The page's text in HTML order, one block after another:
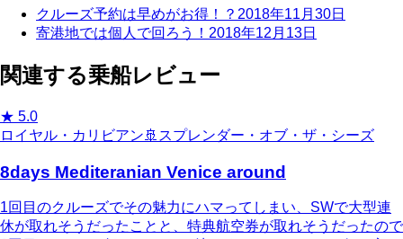
クルーズ予約は早めがお得！？ 2018年11月30日
寄港地では個人で回ろう！ 2018年12月13日
関連する乗船レビュー
★ 5.0
ロイヤル・カリビアン 🚢 スプレンダー・オブ・ザ・シーズ
8days Mediteranian Venice around
1回目のクルーズでその魅力にハマってしまい、SWで大型連
休が取れそうだったことと、特典航空券が取れそうだったので